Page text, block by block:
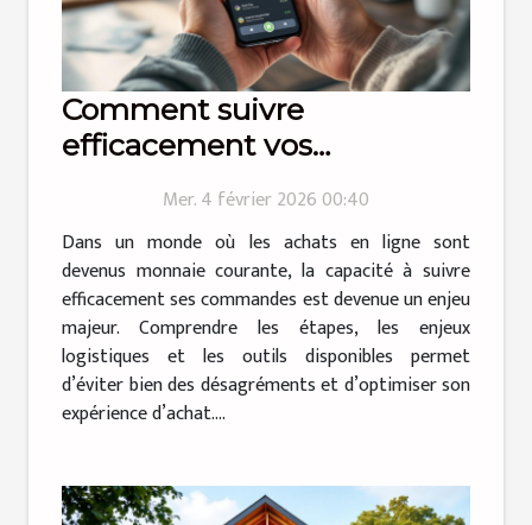
Comment suivre
efficacement vos
Mer. 4 février 2026 00:40
Dans un monde où les achats en ligne sont
devenus monnaie courante, la capacité à suivre
efficacement ses commandes est devenue un enjeu
majeur. Comprendre les étapes, les enjeux
logistiques et les outils disponibles permet
d’éviter bien des désagréments et d’optimiser son
expérience d’achat....